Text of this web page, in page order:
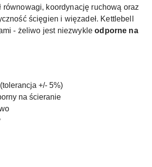
równowagi, koordynację ruchową oraz
ścięgien i więzadeł. Kettlebell
- żeliwo jest niezwykleodporne na
+/- 5%)
na ścieranie